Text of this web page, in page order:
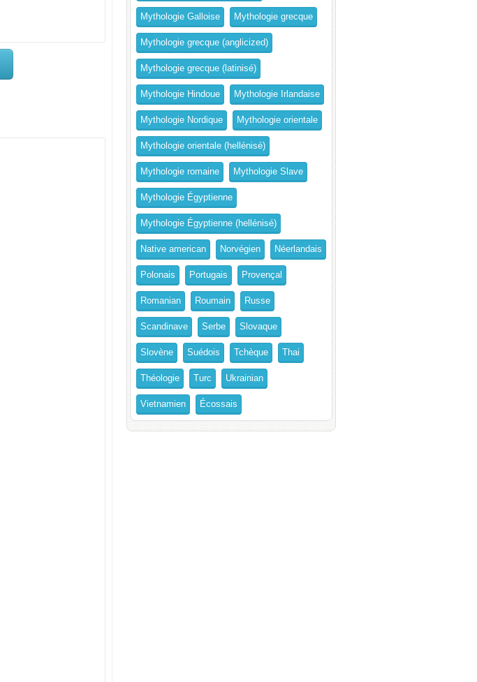
Mythologie Galloise Mythologie grecque
Mythologie grecque (anglicized)
Mythologie grecque (latinisé)
Mythologie Hindoue Mythologie Irlandaise
Mythologie Nordique Mythologie orientale
Mythologie orientale (hellénisé)
Mythologie romaine Mythologie Slave
Mythologie Égyptienne
Mythologie Égyptienne (hellénisé)
Native american Norvégien Néerlandais
Polonais Portugais Provençal
Romanian Roumain Russe
Scandinave Serbe Slovaque
Slovène Suédois Tchèque Thai
Théologie Turc Ukrainian
Vietnamien Écossais